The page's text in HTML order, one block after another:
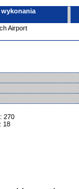
wykonania
Airport
270
18